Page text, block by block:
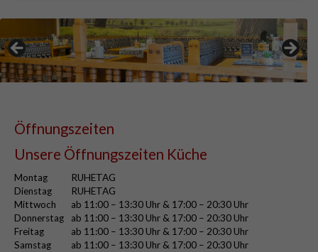
Öffnungszeiten
Unsere Öffnungszeiten Küche
Montag
RUHETAG
Dienstag
RUHETAG
Mittwoch
ab 11:00 – 13:30 Uhr & 17:00 – 20:30 Uhr
Donnerstag
ab 11:00 – 13:30 Uhr & 17:00 – 20:30 Uhr
Freitag
ab 11:00 – 13:30 Uhr & 17:00 – 20:30 Uhr
Samstag
ab 11:00 – 13:30 Uhr & 17:00 – 20:30 Uhr